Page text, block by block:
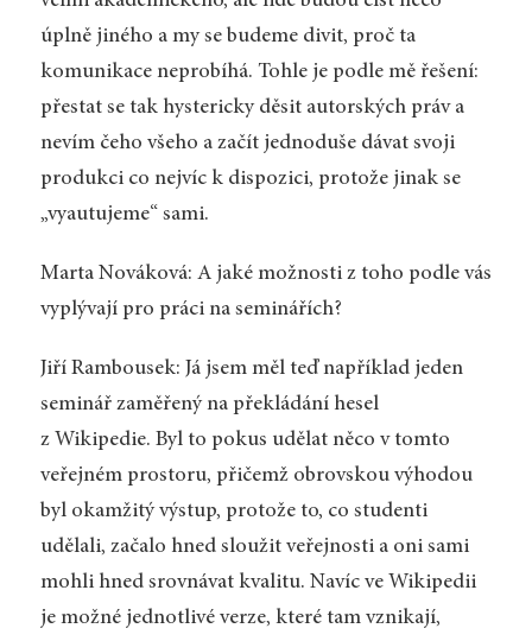
úplně jiného a my se budeme divit, proč ta
komunikace neprobíhá. Tohle je podle mě řešení:
přestat se tak hystericky děsit autorských práv a
nevím čeho všeho a začít jednoduše dávat svoji
produkci co nejvíc k dispozici, protože jinak se
„vyautujeme“ sami.
Marta Nováková: A jaké možnosti z toho podle vás
vyplývají pro práci na seminářích?
Jiří Rambousek: Já jsem měl teď například jeden
seminář zaměřený na překládání hesel
z Wikipedie. Byl to pokus udělat něco v tomto
veřejném prostoru, přičemž obrovskou výhodou
byl okamžitý výstup, protože to, co studenti
udělali, začalo hned sloužit veřejnosti a oni sami
mohli hned srovnávat kvalitu. Navíc ve Wikipedii
je možné jednotlivé verze, které tam vznikají,